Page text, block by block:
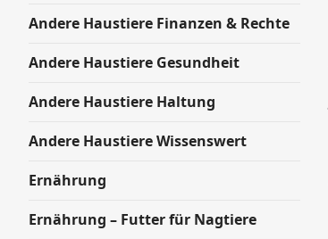
Andere Haustiere Finanzen & Rechte
Andere Haustiere Gesundheit
Andere Haustiere Haltung
Andere Haustiere Wissenswert
Ernährung
Ernährung – Futter für Nagtiere